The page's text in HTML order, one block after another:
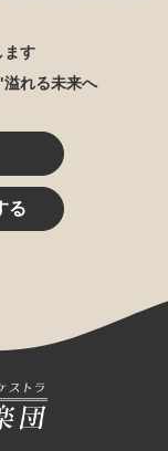
ます
れる未来へ
る